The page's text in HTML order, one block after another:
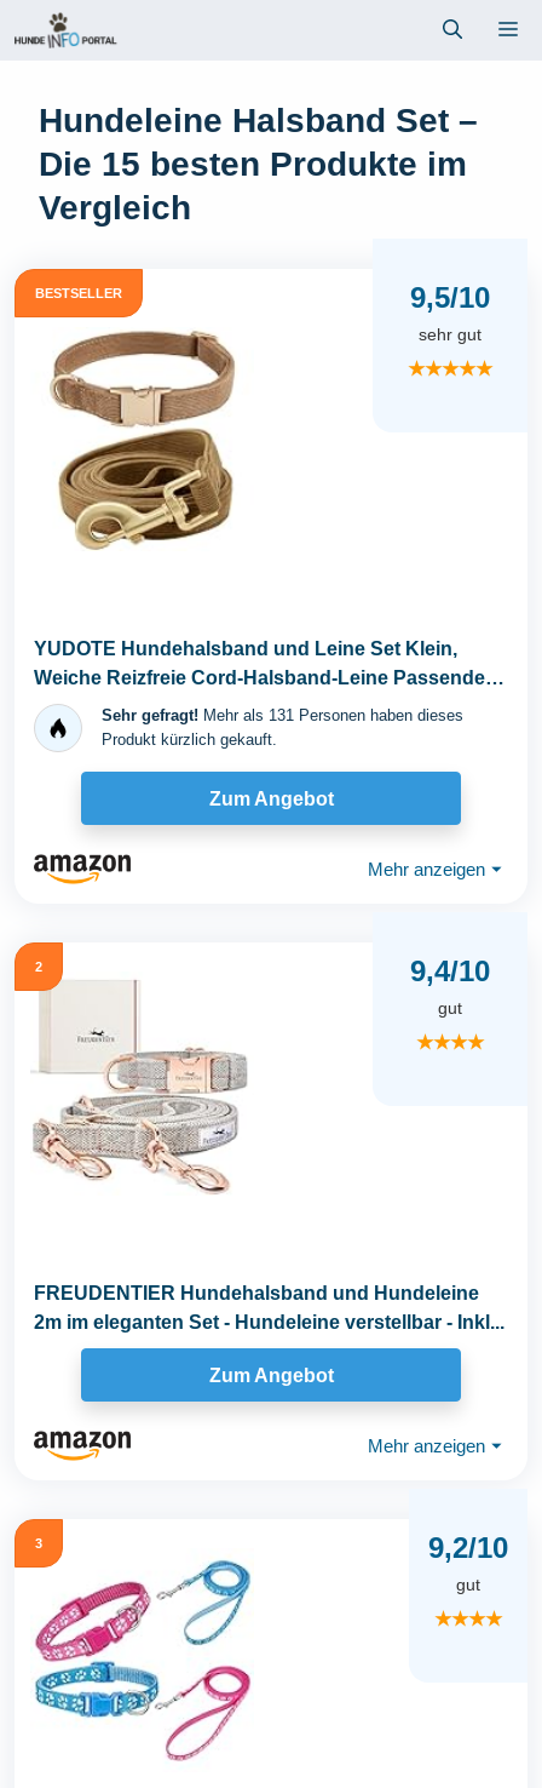
Inhalt
Hundeleine Halsband Set –
Die 15 besten Produkte im
Vergleich
BESTSELLER 9,5/10
sehr gut
★★★★★
YUDOTE Hundehalsband und Leine Set Klein,
Weiche Reizfreie Cord-Halsband-Leine Passende
Combo für...Sehr gefragt! Mehr als 131 Personen haben dieses
Produkt kürzlich gekauft.
Zum Angebot
Mehr anzeigen ⏷
2 9,4/10
gut
★★★★
FREUDENTIER Hundehalsband und Hundeleine
2m im eleganten Set - Hundeleine verstellbar - Inkl...
Zum Angebot
Mehr anzeigen ⏷
3 9,2/10
gut
★★★★